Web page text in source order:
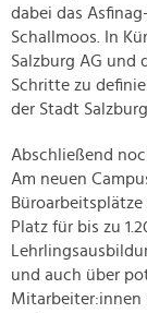
dabei das
Schallmoos. In
Salzburg AG und
Schritte zu
der Stadt Salzburg
Abschließend
Am neuen
Platz für bis zu
und auch über
Mitarbeiter:innen